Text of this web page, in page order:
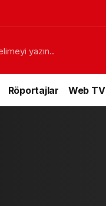
yazın..
Röportajlar Web TV